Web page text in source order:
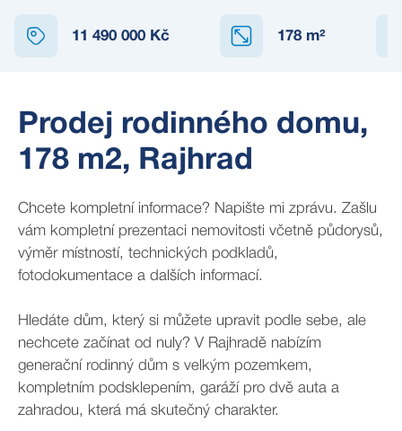
11 490 000 Kč 178m²
Prodej rodinného domu,
178 m2, Rajhrad
Chcete kompletní informace? Napište mi zprávu. Zašlu
vám kompletní prezentaci nemovitosti včetně půdorysů,
výměr místností, technických podkladů,
fotodokumentace a dalších informací.
Hledáte dům, který si můžete upravit podle sebe, ale
nechcete začínat od nuly? V Rajhradě nabízím
generační rodinný dům s velkým pozemkem,
kompletním podsklepením, garáží pro dvě auta a
zahradou, která má skutečný charakter.